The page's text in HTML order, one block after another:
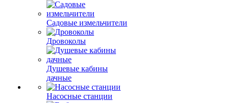
Садовые измельчители
Дровоколы
Душевые кабины
дачные
Насосные станции